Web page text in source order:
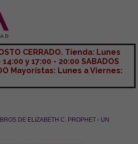
CERRADO. Tienda: Lunes
y 17:00 - 20:00 SABADOS
Mayoristas: Lunes a Viernes:
DE ELIZABETH C. PROPHET
UN